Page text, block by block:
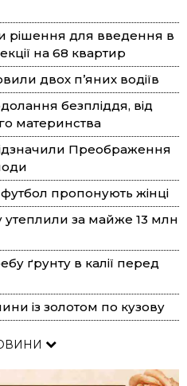
рішення для введення в
на 68 квартир
двох п’яних водіїв
безпліддя, від
материнства
Преображення
пропонують жінці
утеплили за майже 13 млн
ґрунту в калії перед
із золотом по кузову